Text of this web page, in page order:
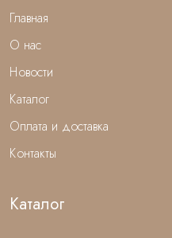
Главная
О нас
Новости
Каталог
Оплата и доставка
Контакты
Каталог